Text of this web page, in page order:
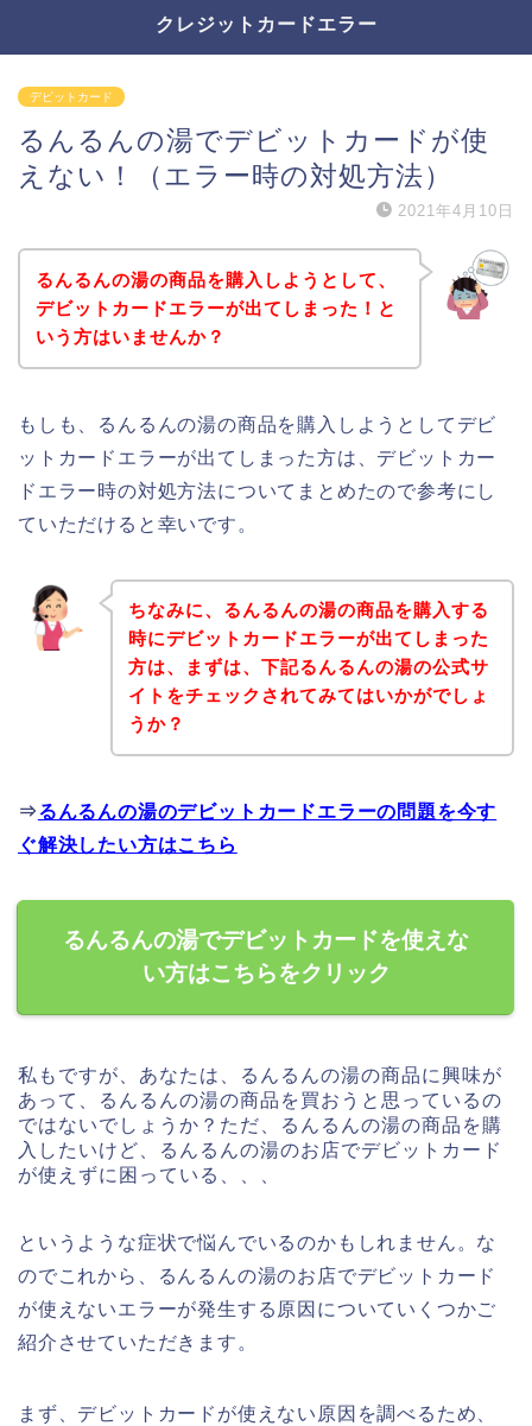
クレジットカードエラー
デビットカード
るんるんの湯でデビットカードが使
えない！（エラー時の対処方法）
2021年4月10日
るんるんの湯の商品を購入しようとして、
デビットカードエラーが出てしまった！と
いう方はいませんか？
もしも、るんるんの湯の商品を購入しようとしてデビ
ットカードエラーが出てしまった方は、デビットカー
ドエラー時の対処方法についてまとめたので参考にし
ていただけると幸いです。
ちなみに、るんるんの湯の商品を購入する
時にデビットカードエラーが出てしまった
方は、まずは、下記るんるんの湯の公式サ
イトをチェックされてみてはいかがでしょ
うか？
⇒るんるんの湯のデビットカードエラーの問題を今す
ぐ解決したい方はこちら
るんるんの湯でデビットカードを使えな
い方はこちらをクリック
私もですが、あなたは、るんるんの湯の商品に興味が
あって、るんるんの湯の商品を買おうと思っているの
ではないでしょうか？ただ、るんるんの湯の商品を購
入したいけど、るんるんの湯のお店でデビットカード
が使えずに困っている、、、
というような症状で悩んでいるのかもしれません。な
のでこれから、るんるんの湯のお店でデビットカード
が使えないエラーが発生する原因についていくつかご
紹介させていただきます。
まず、デビットカードが使えない原因を調べるため、